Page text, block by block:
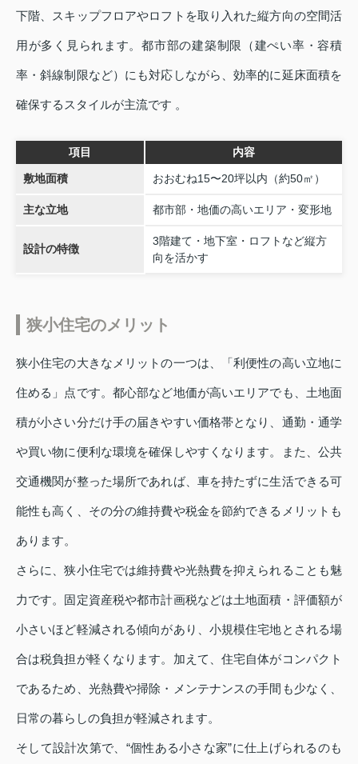
下階、スキップフロアやロフトを取り入れた縦方向の空間活
用が多く見られます。都市部の建築制限（建ぺい率・容積
率・斜線制限など）にも対応しながら、効率的に延床面積を
確保するスタイルが主流です 。
項目 内容
敷地面積 おおむね15〜20坪以内（約50㎡）
主な立地 都市部・地価の高いエリア・変形地
設計の特徴
3階建て・地下室・ロフトなど縦方
向を活かす
狭小住宅のメリット
狭小住宅の大きなメリットの一つは、「利便性の高い立地に
住める」点です。都心部など地価が高いエリアでも、土地面
積が小さい分だけ手の届きやすい価格帯となり、通勤・通学
や買い物に便利な環境を確保しやすくなります。また、公共
交通機関が整った場所であれば、車を持たずに生活できる可
能性も高く、その分の維持費や税金を節約できるメリットも
あります。
さらに、狭小住宅では維持費や光熱費を抑えられることも魅
力です。固定資産税や都市計画税などは土地面積・評価額が
小さいほど軽減される傾向があり、小規模住宅地とされる場
合は税負担が軽くなります。加えて、住宅自体がコンパクト
であるため、光熱費や掃除・メンテナンスの手間も少なく、
日常の暮らしの負担が軽減されます。
そして設計次第で、“個性ある小さな家”に仕上げられるのも